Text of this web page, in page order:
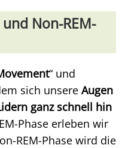
Non-REM-
“ und
sich unsere Augen
ganz schnell hin
Phase erleben wir
REM-Phase wird die